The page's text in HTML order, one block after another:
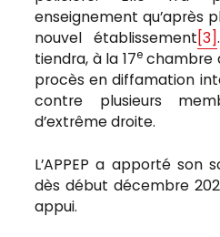
enseignement qu’après
nouvel établissement[3]
tiendra, à la 17echambre
procès en diffamation
contre plusieurs
d’extrême droite.
L’APPEP a apporté son
dès début décembre
appui.